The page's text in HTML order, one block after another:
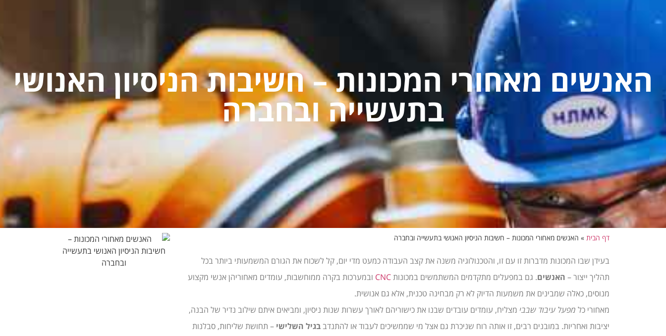
האנשים מאחורי המכונות – חשיבות הניסיון האנושי
בתעשייה ובחברה
דף הבית » האנשים מאחורי המכונות – חשיבות הניסיון האנושי בתעשייה ובחברה
בעידן שבו המכונות מדברות זו עם זו, והטכנולוגיה משנה את קצב העבודה כמעט מדי יום, קל לשכוח את הגורם המשמעותי ביותר בכל
תהליך ייצור – האנשים. גם במפעלים מתקדמים המשתמשים במכונותCNC ובמערכות בקרה ממוחשבות, עומדים מאחוריהן אנשי מקצוע
מנוסים, כאלה שמבינים את משמעות הדיוק לא רק מבחינה טכנית, אלא גם אנושית.
מאחורי כל מפעל עיבוד שבבי מצליח, עומדים עובדים שבנו את כישוריהם לאורך עשרות שנות ניסיון, ומביאים איתם שילוב נדיר של הבנה,
יציבות ואחריות. במובנים רבים, זו אותה רוח שניכרת גם אצל מי שממשיכים לעבוד או להתנדבבגיל השלישי – תחושת שליחות, סבלנות